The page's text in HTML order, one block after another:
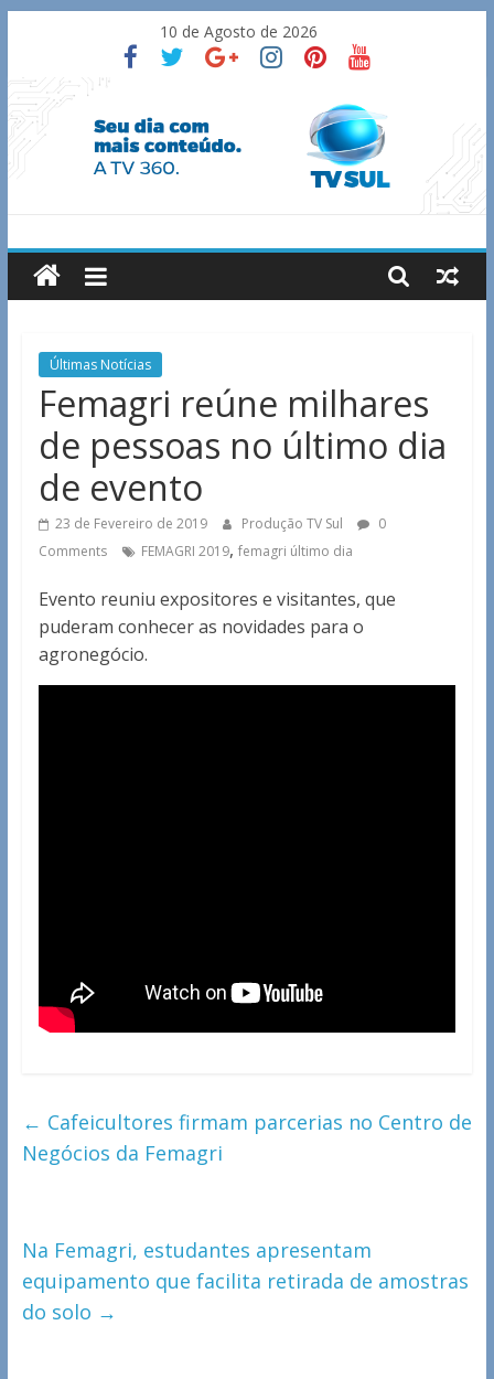
content
10 de Agosto de 2026
TV
Sul
Notícias
Guaxupé
região.
Últimas Notícias
Femagri reúne milhares
de pessoas no último dia
de evento
23 de Fevereiro de 2019 Produção TV Sul
0
Comments
FEMAGRI 2019, femagri último dia
Evento reuniu expositores e visitantes, que
puderam conhecer as novidades para o
agronegócio.
← Cafeicultores firmam parcerias no Centro de
Negócios da Femagri
Na Femagri, estudantes apresentam
equipamento que facilita retirada de amostras
do solo →